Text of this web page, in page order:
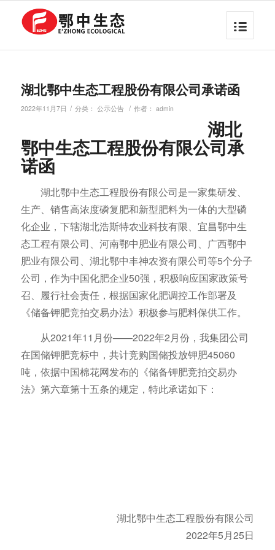
湖北鄂中生态工程股份有限公司承诺函
2022年11月7日 / 分类： 公示公告 / 作者： admin
湖北
鄂中生态工程股份有限公司承
诺函
湖北鄂中生态工程股份有限公司是一家集研发、
生产、销售高浓度磷复肥和新型肥料为一体的大型磷
化企业，下辖湖北浩斯特农业科技有限、宜昌鄂中生
态工程有限公司、河南鄂中肥业有限公司、广西鄂中
肥业有限公司、湖北鄂中丰神农资有限公司等5个分子
公司，作为中国化肥企业50强，积极响应国家政策号
召、履行社会责任，根据国家化肥调控工作部署及
《储备钾肥竞拍交易办法》积极参与肥料保供工作。
从2021年11月份——2022年2月份，我集团公司
在国储钾肥竞标中，共计竞购国储投放钾肥45060
吨，依据中国棉花网发布的《储备钾肥竞拍交易办
法》第六章第十五条的规定，特此承诺如下：
湖北鄂中生态工程股份有限公司
2022年5月25日